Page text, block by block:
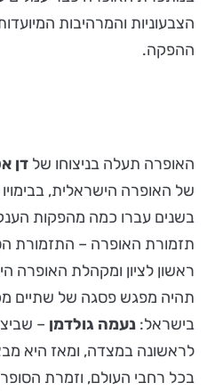
הצבעוניות והמרהיבות
ההפקה.
האופרה תעלה בניצוחו של דן
של האופרה הישראלית,
בשנים עברו כמה מהפקות הענק
תזמורת האופרה – התזמורת
ראשון לציון ומקהלת
תהיה מפגש פסגה של שתיים
בישראל: נעמה גולדמן –
לראשונה במצדה, ומאז היא
בכל רחבי העולם, וזמרת